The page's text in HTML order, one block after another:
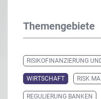
Themengebiete
RISIKOFINANZIERUNG
WIRTSCHAFT RISK
REGULIERUNG BANKEN